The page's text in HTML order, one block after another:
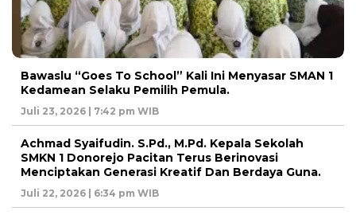
Bawaslu “Goes To School” Kali Ini Menyasar SMAN 1
Kedamean Selaku Pemilih Pemula.
Juli 23, 2026 | 7:42 pm WIB
Achmad Syaifudin. S.Pd., M.Pd. Kepala Sekolah
SMKN 1 Donorejo Pacitan Terus Berinovasi
Menciptakan Generasi Kreatif Dan Berdaya Guna.
Juli 22, 2026 | 6:34 pm WIB